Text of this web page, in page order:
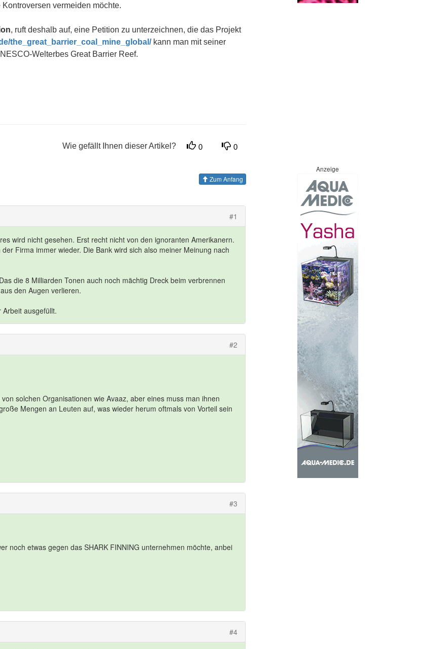
vermeiden möchte.
, ruft deshalb auf, eine Petition zu unterzeichnen, die das Projekt
the_great_barrier_coal_mine_global/kann man mit seiner
Welterbes Great Barrier Reef.
Wie gefällt Ihnen dieser Artikel? 0 0
Zum Anfang
#1
wird nicht gesehen. Erst recht nicht von den ignoranten Amerikanern.
Firma immer wieder. Die Bank wird sich also meiner Meinung nach
die 8 Milliarden Tonen auch noch mächtig Dreck beim verbrennen
den Augen verlieren.
Arbeit ausgefüllt.
#2
solchen Organisationen wie Avaaz, aber eines muss man ihnen
Mengen an Leuten auf, was wieder herum oftmals von Vorteil sein
#3
noch etwas gegen das SHARK FINNING unternehmen möchte, anbei
#4
Anzeige